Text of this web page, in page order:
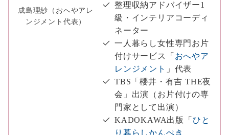
成島理紗（おへやアレ
ンジメント代表）
整理収納アドバイザー1
級・インテリアコーディ
ネーター
一人暮らし女性専門お片
付けサービス「 おへやア
レンジメント
」代表
TBS「櫻井・有吉 THE夜
会」出演（お片付けの専
門家として出演）
KADOKAWA出版「 ひと
り暮らしかんぺき